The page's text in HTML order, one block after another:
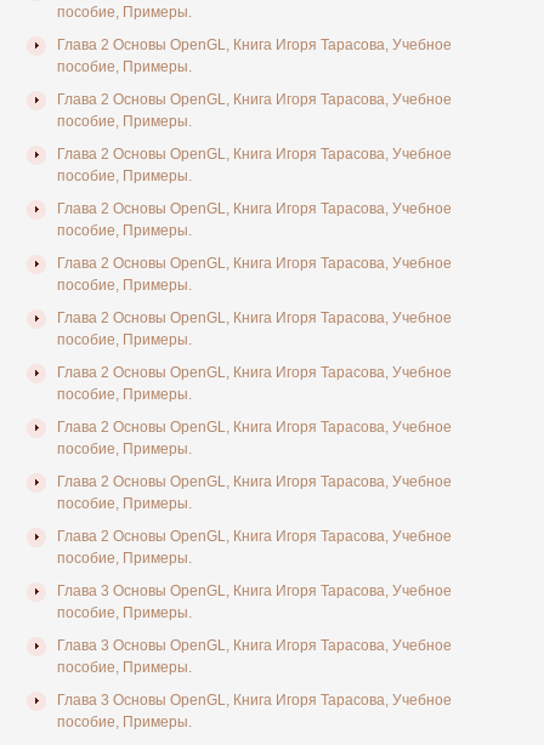
пособие, Примеры.
Глава 2 Основы OpenGL, Книга Игоря Тарасова, Учебное
пособие, Примеры.
Глава 2 Основы OpenGL, Книга Игоря Тарасова, Учебное
пособие, Примеры.
Глава 2 Основы OpenGL, Книга Игоря Тарасова, Учебное
пособие, Примеры.
Глава 2 Основы OpenGL, Книга Игоря Тарасова, Учебное
пособие, Примеры.
Глава 2 Основы OpenGL, Книга Игоря Тарасова, Учебное
пособие, Примеры.
Глава 2 Основы OpenGL, Книга Игоря Тарасова, Учебное
пособие, Примеры.
Глава 2 Основы OpenGL, Книга Игоря Тарасова, Учебное
пособие, Примеры.
Глава 2 Основы OpenGL, Книга Игоря Тарасова, Учебное
пособие, Примеры.
Глава 2 Основы OpenGL, Книга Игоря Тарасова, Учебное
пособие, Примеры.
Глава 2 Основы OpenGL, Книга Игоря Тарасова, Учебное
пособие, Примеры.
Глава 3 Основы OpenGL, Книга Игоря Тарасова, Учебное
пособие, Примеры.
Глава 3 Основы OpenGL, Книга Игоря Тарасова, Учебное
пособие, Примеры.
Глава 3 Основы OpenGL, Книга Игоря Тарасова, Учебное
пособие, Примеры.